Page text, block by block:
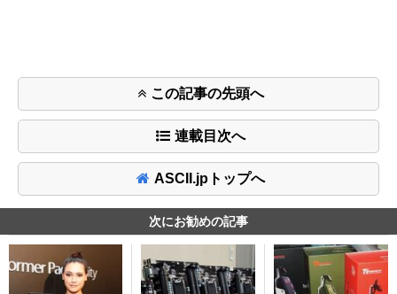
この記事の先頭へ
連載目次へ
ASCII.jpトップへ
次にお勧めの記事